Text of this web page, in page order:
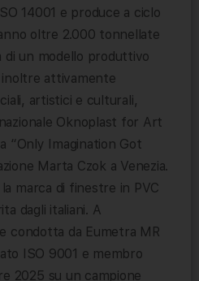
14001 e produce a ciclo
oltre 2.000 tonnellate
di un modello produttivo
inoltre attivamente
artistici e culturali,
Oknoplast for Art
“Only Imagination Got
Marta Czok a Venezia.
marca di finestre in PVC
dagli italiani. A
condotta da Eumetra MR
ISO 9001 e membro
2025 su un campione